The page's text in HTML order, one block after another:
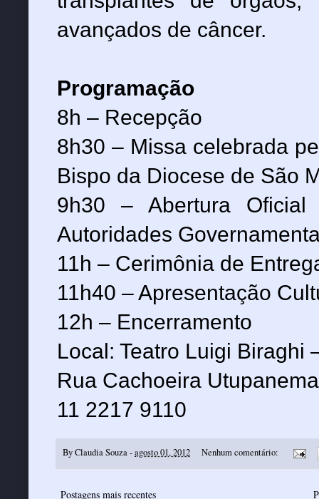
avançados de câncer.
Programação
8h – Recepção
8h30 – Missa celebrada
Bispo da Diocese de São
9h30 – Abertura
Autoridades
11h – Cerimônia de
11h40 – Apresentação
12h – Encerramento
Local: Teatro Luigi Biraghi
Rua Cachoeira
11 2217 9110
ByClaudia Souza-agosto 01, 2012 Nenhum comentário:
Postagens mais recentes